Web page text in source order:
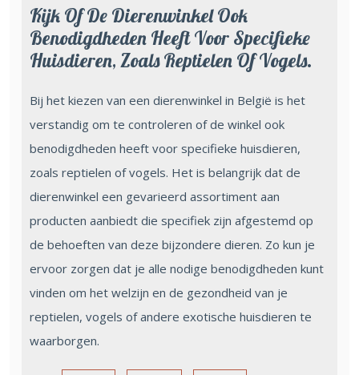
Kijk Of De Dierenwinkel Ook
Benodigdheden Heeft Voor Specifieke
Huisdieren, Zoals Reptielen Of Vogels.
Bij het kiezen van een dierenwinkel in België is het
verstandig om te controleren of de winkel ook
benodigdheden heeft voor specifieke huisdieren,
zoals reptielen of vogels. Het is belangrijk dat de
dierenwinkel een gevarieerd assortiment aan
producten aanbiedt die specifiek zijn afgestemd op
de behoeften van deze bijzondere dieren. Zo kun je
ervoor zorgen dat je alle nodige benodigdheden kunt
vinden om het welzijn en de gezondheid van je
reptielen, vogels of andere exotische huisdieren te
waarborgen.